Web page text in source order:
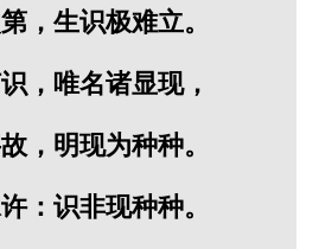
，生识极难立。
，唯名诸显现，
，明现为种种。
：识非现种种。